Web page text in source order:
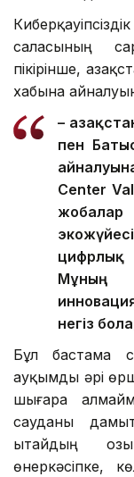
саласының
пікірінше,
хабына
–
пен
Center
Мұның
негіз
Бұл бастама
ауқымды әрі
шығара
сауданы
Қытайдың
өнеркәсіпке,